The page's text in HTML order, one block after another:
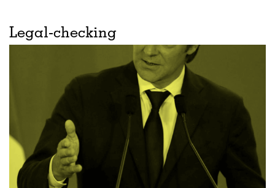
Legal-checking